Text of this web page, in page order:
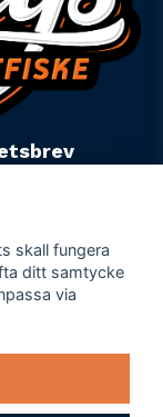
skall fungera
ditt samtycke
via